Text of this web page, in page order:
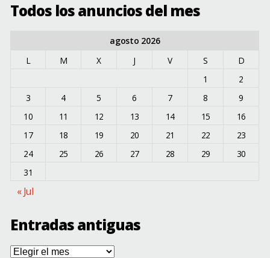
Todos los anuncios del mes
agosto 2026
L
M X J V S
D
1
2
3
4 5 6 7 8
9
10
11 12 13 14 15
16
17
18 19 20 21 22
23
24
25 26 27 28 29
30
31
« Jul
Entradas antiguas
Entradas